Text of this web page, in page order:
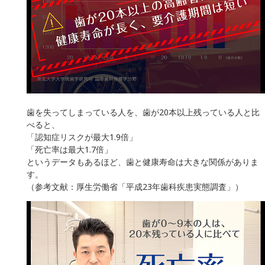
歯を失ってしまっている人を、歯が20本以上残っている人と比
べると、
「認知症リスクが最大1.9倍」
「死亡率は最大1.7倍」
というデータもあるほど、歯と健康寿命は大きな関係がありま
す。
（参考文献：厚生労働省「平成23年歯科疾患実態調査」）